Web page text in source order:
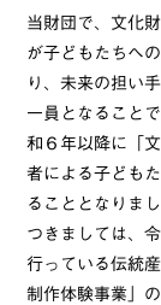
当財団で、文化
が子どもたちへ
り、未来の担い
一員となること
和６年以降に「
者による子ども
ることとなりまし
つきましては、
行っている伝統
制作体験事業」